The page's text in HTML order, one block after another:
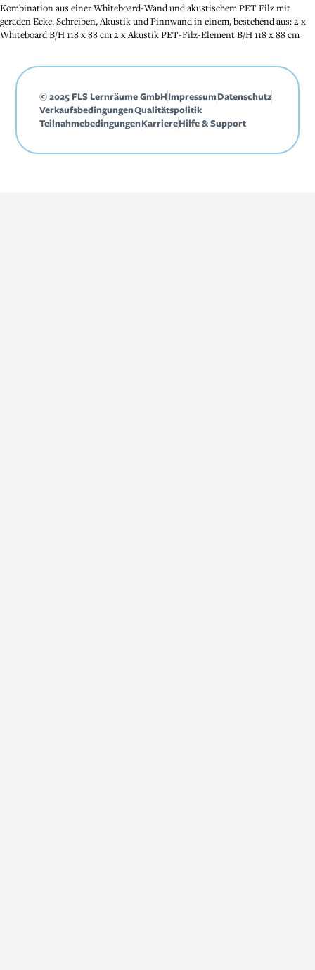
Kombination aus einer Whiteboard-Wand und akustischem PET Filz mit
geraden Ecke. Schreiben, Akustik und Pinnwand in einem, bestehend aus: 2 x
Whiteboard B/H 118 x 88 cm 2 x Akustik PET-Filz-Element B/H 118 x 88 cm
© 2025 FLS Lernräume GmbHImpressumDatenschutz
VerkaufsbedingungenQualitätspolitik
TeilnahmebedingungenKarriereHilfe & Support